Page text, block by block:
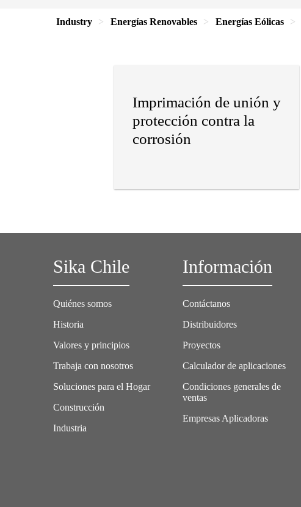
Industry Energías Renovables Energías Eólicas
Imprimación de unión y
protección contra la
corrosión
Sika Chile
Quiénes somos
Historia
Valores y principios
Trabaja con nosotros
Soluciones para el Hogar
Construcción
Industria
Información
Contáctanos
Distribuidores
Proyectos
Calculador de aplicaciones
Condiciones generales de
ventas
Empresas Aplicadoras